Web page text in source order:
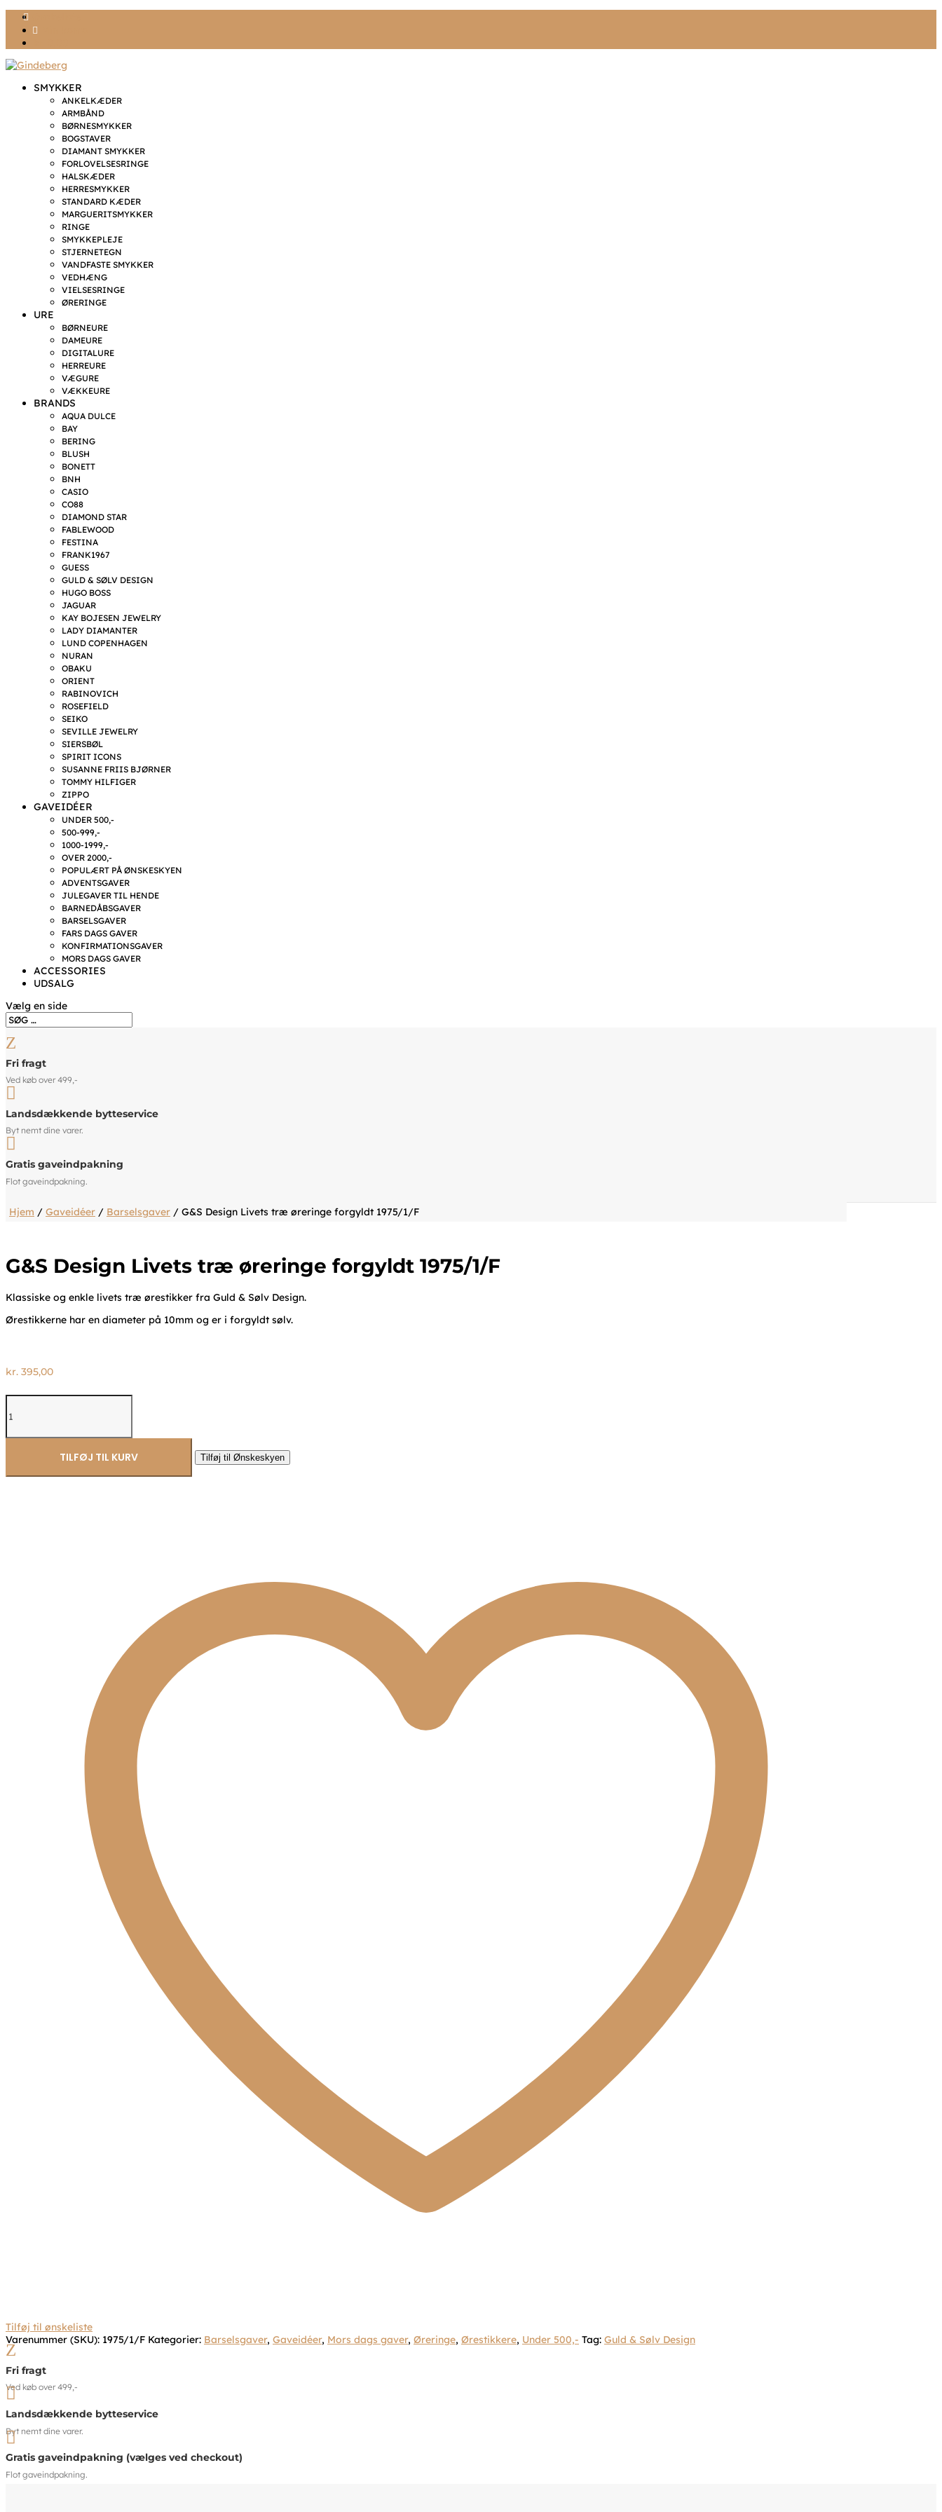
SMYKKER
ANKELKÆDER
ARMBÅND
BØRNESMYKKER
BOGSTAVER
DIAMANT SMYKKER
FORLOVELSESRINGE
HALSKÆDER
HERRESMYKKER
STANDARD KÆDER
MARGUERITSMYKKER
RINGE
SMYKKEPLEJE
STJERNETEGN
VANDFASTE SMYKKER
VEDHÆNG
VIELSESRINGE
ØRERINGE
URE
BØRNEURE
DAMEURE
DIGITALURE
HERREURE
VÆGURE
VÆKKEURE
BRANDS
AQUA DULCE
BAY
BERING
BLUSH
BONETT
BNH
CASIO
CO88
DIAMOND STAR
FABLEWOOD
FESTINA
FRANK1967
GUESS
GULD & SØLV DESIGN
HUGO BOSS
JAGUAR
KAY BOJESEN JEWELRY
LADY DIAMANTER
LUND COPENHAGEN
NURAN
OBAKU
ORIENT
RABINOVICH
ROSEFIELD
SEIKO
SEVILLE JEWELRY
SIERSBØL
SPIRIT ICONS
SUSANNE FRIIS BJØRNER
TOMMY HILFIGER
ZIPPO
GAVEIDÉER
UNDER 500,-
500-999,-
1000-1999,-
OVER 2000,-
POPULÆRT PÅ ØNSKESKYEN
ADVENTSGAVER
JULEGAVER TIL HENDE
BARNEDÅBSGAVER
BARSELSGAVER
FARS DAGS GAVER
KONFIRMATIONSGAVER
MORS DAGS GAVER
ACCESSORIES
UDSALG
Vælg en side
Z
Fri fragt
Ved køb over 499,-

Landsdækkende bytteservice
Byt nemt dine varer.

Gratis gaveindpakning
Flot gaveindpakning.
Hjem / Gaveidéer / Barselsgaver / G&S Design Livets træ øreringe forgyldt 1975/1/F
G&S Design Livets træ øreringe forgyldt 1975/1/F
Klassiske og enkle livets træ ørestikker fra Guld & Sølv Design.
Ørestikkerne har en diameter på 10mm og er i forgyldt sølv.
kr. 395,00
G&S
Design
træ
1975/1/F
TILFØJ TIL KURV Tilføj til Ønskeskyen
Tilføj til ønskeliste
Varenummer (SKU): 1975/1/F Kategorier: Barselsgaver, Gaveidéer, Mors dags gaver, Øreringe, Ørestikkere, Under 500,- Tag: Guld & Sølv Design
Z
Fri fragt
Ved køb over 499,-

Landsdækkende bytteservice
Byt nemt dine varer.

Gratis gaveindpakning (vælges ved checkout)
Flot gaveindpakning.